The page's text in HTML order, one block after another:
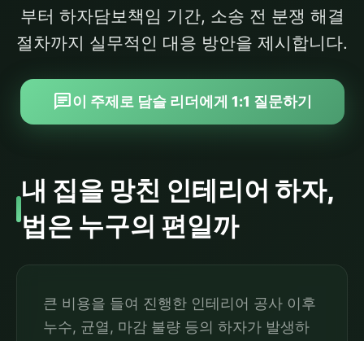
부터 하자담보책임 기간, 소송 전 분쟁 해결
절차까지 실무적인 대응 방안을 제시합니다.
chat이 주제로 담슬 리더에게 1:1 질문하기
내 집을 망친 인테리어 하자,
법은 누구의 편일까
큰 비용을 들여 진행한 인테리어 공사 이후
누수, 균열, 마감 불량 등의 하자가 발생하